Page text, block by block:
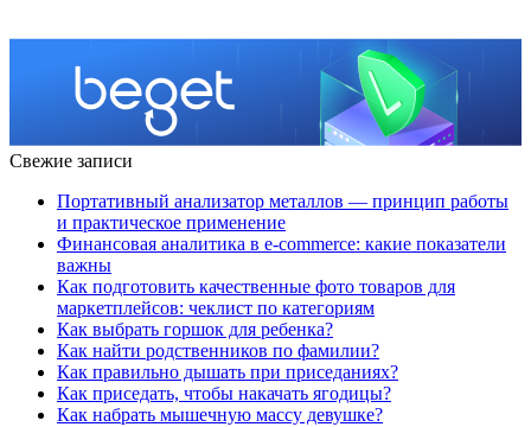
Свежие записи
Портативный анализатор металлов — принцип работы
и практическое применение
Финансовая аналитика в e-commerce: какие показатели
важны
Как подготовить качественные фото товаров для
маркетплейсов: чеклист по категориям
Как выбрать горшок для ребенка?
Как найти родственников по фамилии?
Как правильно дышать при приседаниях?
Как приседать, чтобы накачать ягодицы?
Как набрать мышечную массу девушке?